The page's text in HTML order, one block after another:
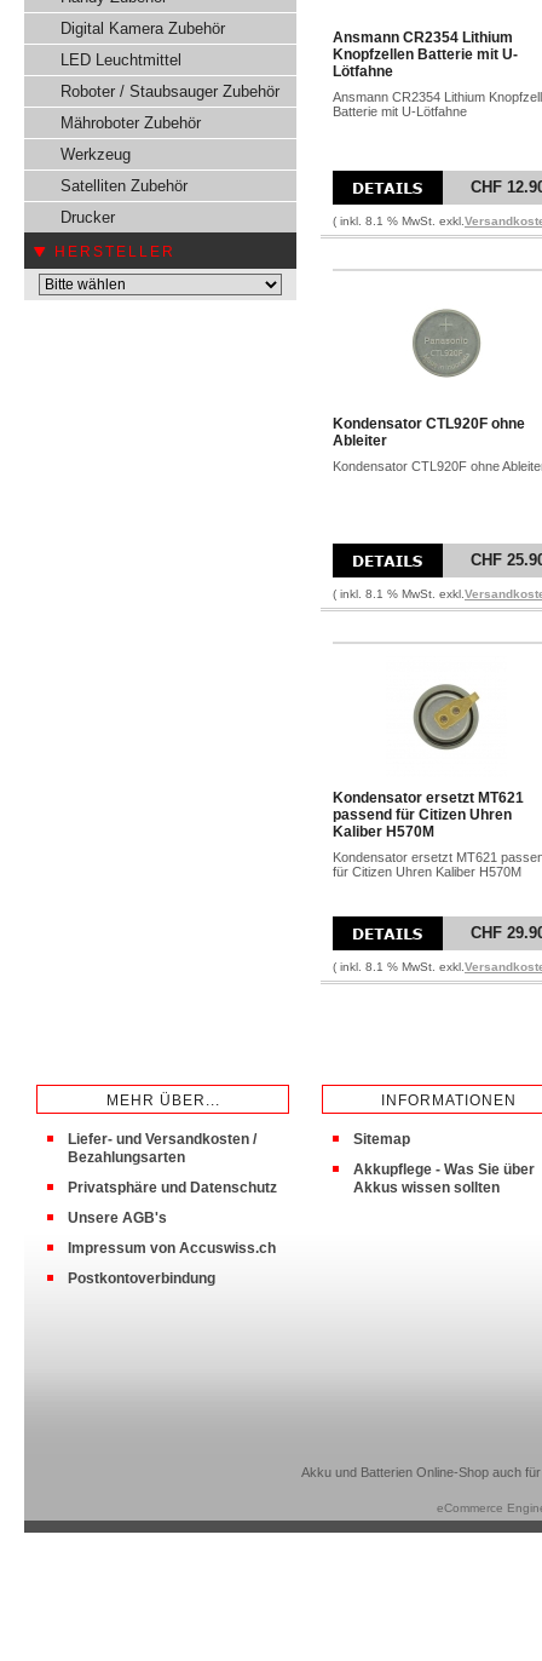
Digital Kamera Zubehör
LED Leuchtmittel
Roboter / Staubsauger Zubehör
Mähroboter Zubehör
Werkzeug
Satelliten Zubehör
Drucker
HERSTELLER
Ansmann CR2354 Lithium
Knopfzellen Batterie mit U-
Lötfahne
Ansmann CR2354 Lithium
Batterie mit U-Lötfahne
CHF
( inkl. 8.1 % MwSt. exkl.
Kondensator CTL920F ohne
Ableiter
Kondensator CTL920F ohne
CHF
( inkl. 8.1 % MwSt. exkl.
Kondensator ersetzt MT621
passend für Citizen Uhren
Kaliber H570M
Kondensator ersetzt MT621
für Citizen Uhren Kaliber H570M
CHF
( inkl. 8.1 % MwSt. exkl.
MEHR ÜBER...
Liefer- und Versandkosten /
Bezahlungsarten
Privatsphäre und Datenschutz
Unsere AGB's
Impressum von Accuswiss.ch
Postkontoverbindung
INFORMATIONEN
Sitemap
Akkupflege - Was Sie über
Akkus wissen sollten
Akku und Batterien Online-Shop auch
eCommerce